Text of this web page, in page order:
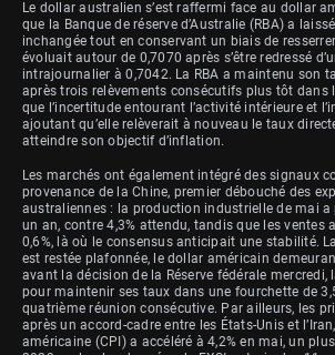
Le dollar australien s’est raffermi face au dollar
que la Banque de réserve d’Australie (RBA) a
inchangée tout en conservant un biais de
évoluait autour de 0,7070 après s’être redressé
intrajournalier à 0,7042. La RBA a maintenu son
après trois relèvements consécutifs plus tôt dans
que l’incertitude entourant l’activité intérieure et
ajoutant qu’elle relèverait à nouveau le taux
atteindre son objectif d’inflation.
Les marchés ont également intégré des signaux
provenance de la Chine, premier débouché des
australiennes : la production industrielle de mai a
un an, contre 4,3% attendu, tandis que les ventes
0,6%, là où le consensus anticipait une stabilité.
est restée plafonnée, le dollar américain
avant la décision de la Réserve fédérale mercredi,
pour maintenir ses taux dans une fourchette de
quatrième réunion consécutive. Par ailleurs, les
après un accord-cadre entre les États-Unis et
américaine (CPI) a accéléré à 4,2% en mai, un